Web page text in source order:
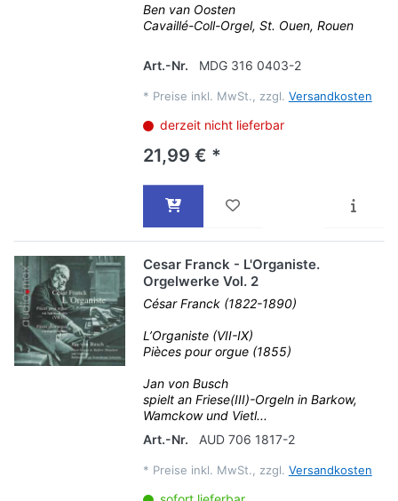
Ben van Oosten
Cavaillé-Coll-Orgel, St. Ouen, Rouen
Art.-Nr. MDG 316 0403-2
* Preise inkl. MwSt., zzgl. Versandkosten
derzeit nicht lieferbar
21,99 € *
Cesar Franck - L'Organiste.
Orgelwerke Vol. 2
César Franck (1822-1890)
L’Organiste (VII-IX)
Pièces pour orgue (1855)
Jan von Busch
spielt an Friese(III)-Orgeln in Barkow,
Wamckow und Vietl...
Art.-Nr.
AUD 706 1817-2
* Preise inkl. MwSt., zzgl. Versandkosten